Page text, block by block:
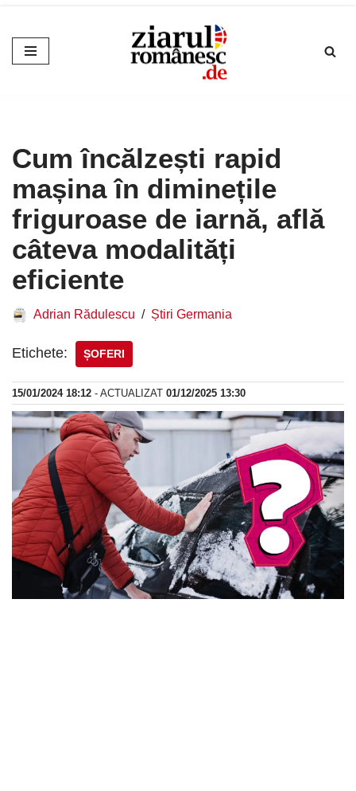
Sari
la
Cum încălzești rapid
mașina în diminețile
friguroase de iarnă, află
câteva modalități
eficiente
Adrian Rădulescu Știri Germania
Etichete: ȘOFERI
15/01/2024 18:12 - ACTUALIZAT 01/12/2025 13:30